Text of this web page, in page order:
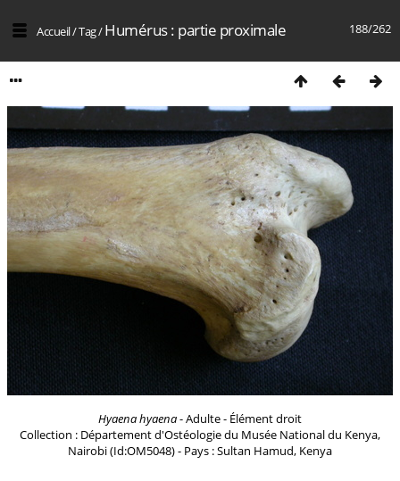
188/262
Accueil/Tag/Humérus : partie proximale
Hyaena hyaena- Adulte - Élément droit
Collection : Département d'Ostéologie du Musée National du Kenya,
Nairobi (Id:OM5048) - Pays : Sultan Hamud, Kenya